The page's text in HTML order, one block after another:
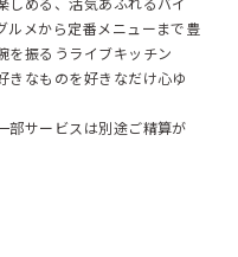
ルメから定番メニューまで豊
を振るうライブキッチン
きなものを好きなだけ心ゆ
サービスは別途ご精算が